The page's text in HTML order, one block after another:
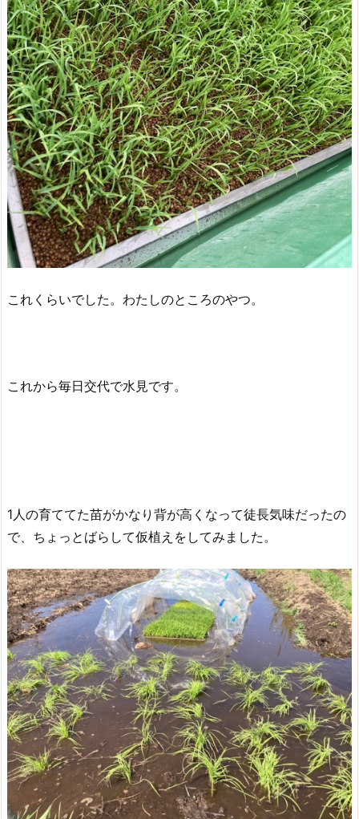
これくらいでした。わたしのところのやつ。
これから毎日交代で水見です。
1人の育ててた苗がかなり背が高くなって徒長気味だったの
で、ちょっとばらして仮植えをしてみました。